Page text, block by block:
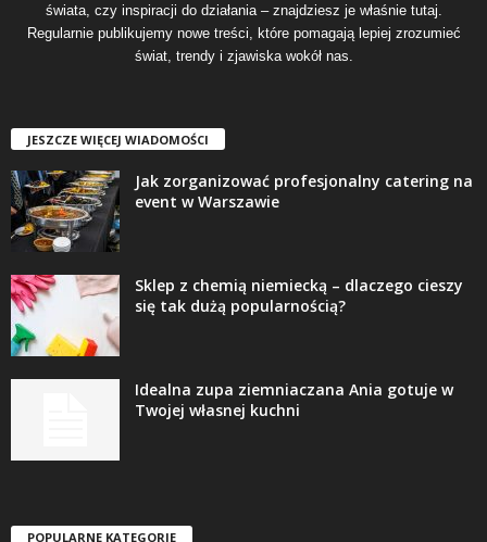
świata, czy inspiracji do działania – znajdziesz je właśnie tutaj.
Regularnie publikujemy nowe treści, które pomagają lepiej zrozumieć
świat, trendy i zjawiska wokół nas.
JESZCZE WIĘCEJ WIADOMOŚCI
Jak zorganizować profesjonalny catering na
event w Warszawie
Sklep z chemią niemiecką – dlaczego cieszy
się tak dużą popularnością?
Idealna zupa ziemniaczana Ania gotuje w
Twojej własnej kuchni
POPULARNE KATEGORIE